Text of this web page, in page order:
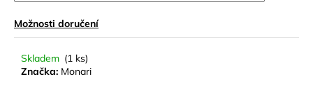
Možnosti doručení
Skladem (1 ks)
Značka: Monari
D
o